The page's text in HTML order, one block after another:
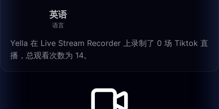
英语
语言
Yella 在 Live Stream Recorder 上录制了 0 场 Tiktok 直
播，总观看次数为 14。